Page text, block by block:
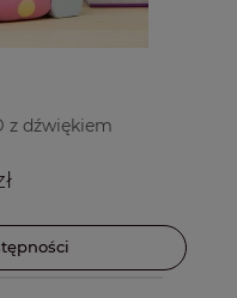
z dźwiękiem